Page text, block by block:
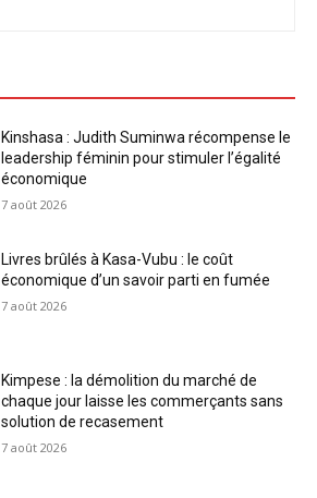
Kinshasa : Judith Suminwa récompense le
leadership féminin pour stimuler l’égalité
économique
7 août 2026
Livres brûlés à Kasa-Vubu : le coût
économique d’un savoir parti en fumée
7 août 2026
Kimpese : la démolition du marché de
chaque jour laisse les commerçants sans
solution de recasement
7 août 2026